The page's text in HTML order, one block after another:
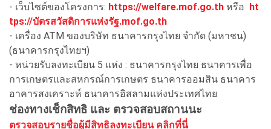
- เว็บไซต์ของโครงการ: https://welfare.mof.go.th หรือ ht
tps://บัตรสวัสดิการแห่งรัฐ.mof.go.th
- เครื่อง ATM ของบริษัท ธนาคารกรุงไทย จำกัด (มหาชน)
(ธนาคารกรุงไทยฯ)
- หน่วยรับลงทะเบียน 5 แห่ง : ธนาคารกรุงไทย ธนาคารเพื่อ
การเกษตรและสหกรณ์การเกษตร ธนาคารออมสิน ธนาคาร
อาคารสงเคราะห์ ธนาคารอิสลามแห่งประเทศไทย
ช่องทางเช็กสิทธิ และ ตรวจสอบสถานนะ
ตรวจสอบรายชื่อผู้มีสิทธิลงทะเบียน คลิกที่นี่